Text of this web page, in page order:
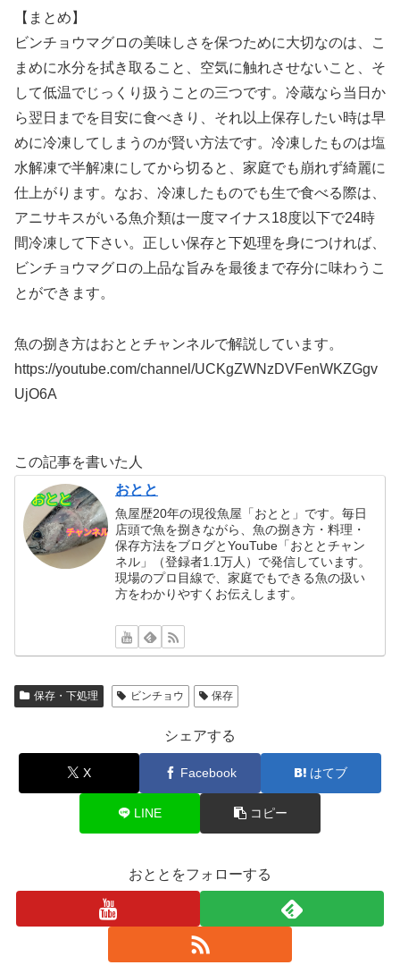
【まとめ】
ビンチョウマグロの美味しさを保つために大切なのは、こ
まめに水分を拭き取ること、空気に触れさせないこと、そ
して低温でじっくり扱うことの三つです。冷蔵なら当日か
ら翌日までを目安に食べきり、それ以上保存したい時は早
めに冷凍してしまうのが賢い方法です。冷凍したものは塩
水解凍で半解凍にしてから切ると、家庭でも崩れず綺麗に
仕上がります。なお、冷凍したものでも生で食べる際は、
アニサキスがいる魚介類は一度マイナス18度以下で24時
間冷凍して下さい。正しい保存と下処理を身につければ、
ビンチョウマグロの上品な旨みを最後まで存分に味わうこ
とができます。
魚の捌き方はおととチャンネルで解説しています。
https://youtube.com/channel/UCKgZWNzDVFenWKZGgv
UjO6A
この記事を書いた人
おとと
魚屋歴20年の現役魚屋「おとと」です。毎日
店頭で魚を捌きながら、魚の捌き方・料理・
保存方法をブログとYouTube「おととチャン
ネル」（登録者1.1万人）で発信しています。
現場のプロ目線で、家庭でもできる魚の扱い
方をわかりやすくお伝えします。
保存・下処理 ビンチョウ 保存
シェアする
X Facebook はてブ
LINE コピー
おととをフォローする